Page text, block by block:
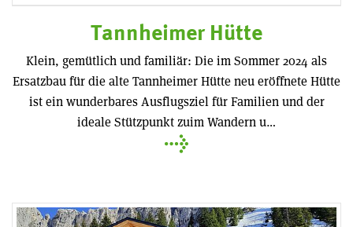
Tannheimer Hütte
Klein, gemütlich und familiär: Die im Sommer 2024 als
Ersatzbau für die alte Tannheimer Hütte neu eröffnete Hütte
ist ein wunderbares Ausflugsziel für Familien und der
ideale Stützpunkt zuim Wandern u…